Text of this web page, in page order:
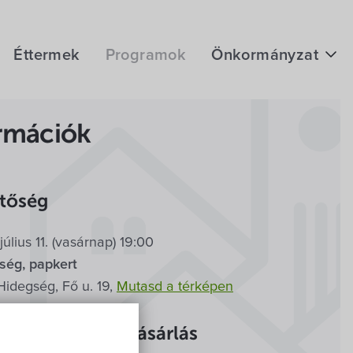
Éttermek Programok Önkormányzat
Közoktatási Intézmények
Szabadtéri
11. (vasárnap) 19:00
papkert
Fő u. 19, Mutasd a térképen
és jegyvásárlás